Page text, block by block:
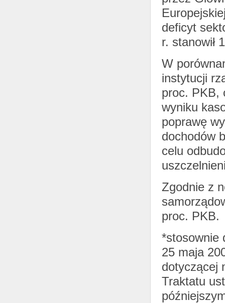
deficyt
r. stanowił
W
instytucji
proc. PKB,
wyniku
poprawę
dochodów
celu
Zgodnie z
proc. PKB.
*stosownie
25 maja
dotyczącej
Traktatu